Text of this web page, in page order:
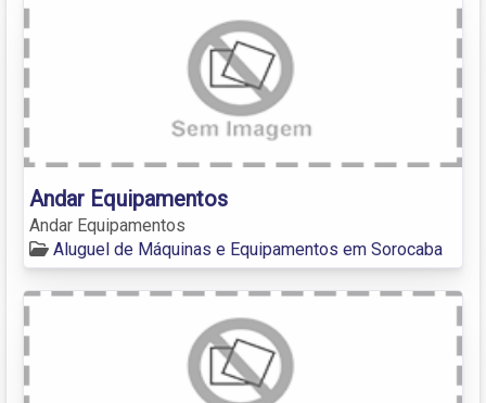
Andar Equipamentos
Andar Equipamentos
Aluguel de Máquinas e Equipamentos em Sorocaba